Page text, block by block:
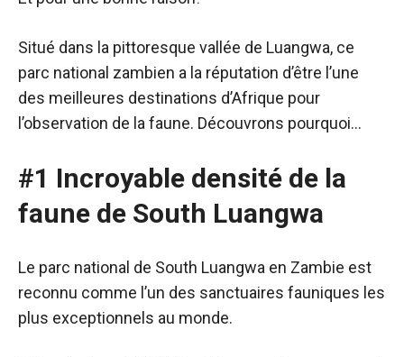
Situé dans la pittoresque vallée de Luangwa, ce
parc national zambien a la réputation d’être l’une
des meilleures destinations d’Afrique pour
l’observation de la faune. Découvrons pourquoi…
#1 Incroyable densité de la
faune de South Luangwa
Le parc national de South Luangwa en Zambie est
reconnu comme l’un des sanctuaires fauniques les
plus exceptionnels au monde.